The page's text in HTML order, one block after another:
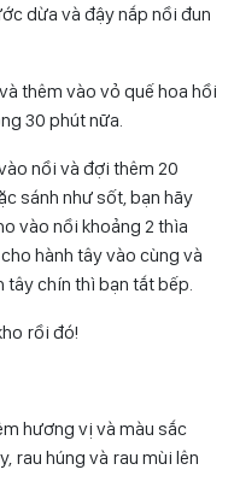
dừa và đậy nắp nồi đun
thêm vào vỏ quế hoa hồi
30 phút nữa.
nồi và đợi thêm 20
sánh như sốt, bạn hãy
vào nồi khoảng 2 thìa
hành tây vào cùng và
chín thì bạn tắt bếp.
rồi đó!
hương vị và màu sắc
rau húng và rau mùi lên